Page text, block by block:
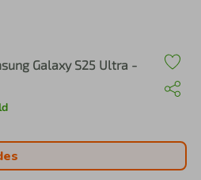
Galaxy S25 Ultra -